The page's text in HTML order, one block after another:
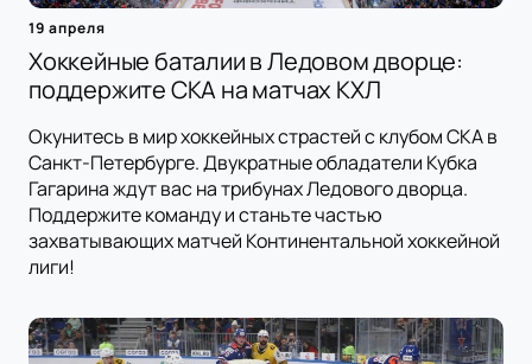
19 апреля
Хоккейные баталии в Ледовом дворце:
поддержите СКА на матчах КХЛ
Окунитесь в мир хоккейных страстей с клубом СКА в
Санкт-Петербурге. Двукратные обладатели Кубка
Гагарина ждут вас на трибунах Ледового дворца.
Поддержите команду и станьте частью
захватывающих матчей Континентальной хоккейной
лиги!